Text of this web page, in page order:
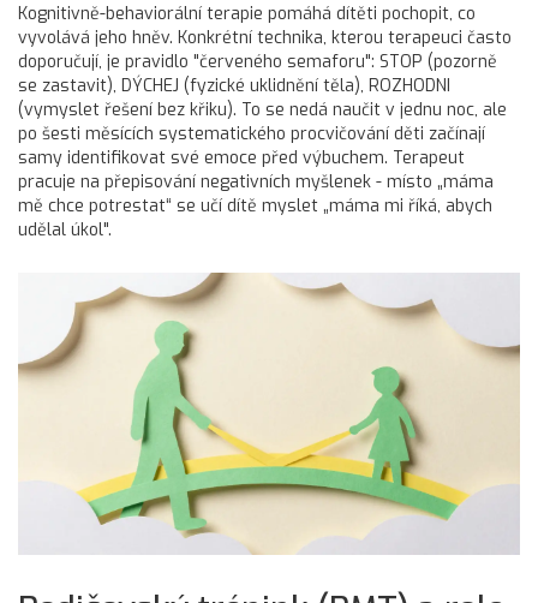
Kognitivně-behaviorální terapie pomáhá dítěti pochopit, co
vyvolává jeho hněv. Konkrétní technika, kterou terapeuci často
doporučují, je pravidlo "červeného semaforu": STOP (pozorně
se zastavit), DÝCHEJ (fyzické uklidnění těla), ROZHODNI
(vymyslet řešení bez křiku). To se nedá naučit v jednu noc, ale
po šesti měsících systematického procvičování děti začínají
samy identifikovat své emoce před výbuchem. Terapeut
pracuje na přepisování negativních myšlenek - místo „máma
mě chce potrestat“ se učí dítě myslet „máma mi říká, abych
udělal úkol".